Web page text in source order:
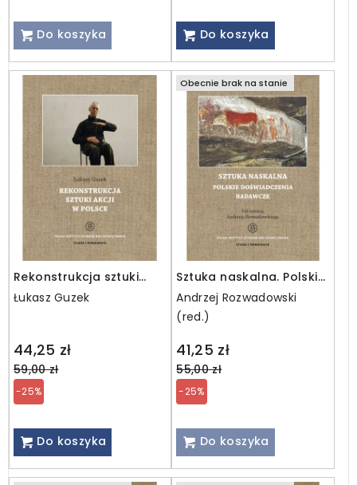
Do koszyka Do koszyka
Rekonstrukcja sztuki
akcji w Polsce
Łukasz Guzek
44,25 zł
Regular
price
59,00 zł
-25%
Do koszyka
Obecnie brak na stanie
Sztuka naskalna. Polskie
doświadczenia
badawcze
Andrzej Rozwadowski
(red.)
41,25 zł
Regular
price
55,00 zł
-25%
Do koszyka